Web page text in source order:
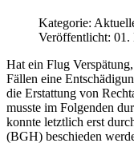
Kategorie:
Veröffentlicht: 01.
Hat ein Flug
Fällen eine
die Erstattung von
musste im Folgenden
konnte letztlich erst
(BGH) beschieden